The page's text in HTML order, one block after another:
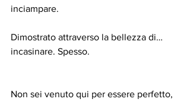
inciampare.
Dimostrato attraverso la bellezza di…
incasinare. Spesso.
Non sei venuto qui per essere perfetto,